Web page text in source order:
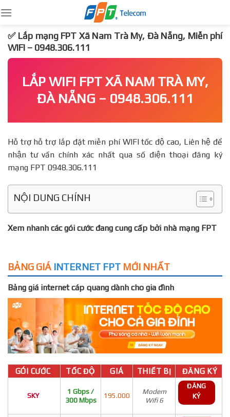
to
content
✅ Lắp mạng FPT Xã Nam Trà My, Đà Nẵng, Miễn phí
WIFI – 0948.306.111
LẮP WIFI FPT XÃ NAM TRÀ MY,
ĐÀ NẴNG – 0948.306.111
Hỗ trợ hỗ trợ lắp đặt miễn phí WIFI tốc độ cao, Liên hệ để
nhận tư vấn chính xác nhất qua số điện thoại đăng ký
mạng FPT 0948.306.111
NỘI DUNG CHÍNH
Xem nhanh các gói cước đang cung cấp bởi nhà mạng FPT
BẢNG GIÁ INTERNET FPT MỚI NHẤT
Bảng giá internet cáp quang dành cho gia đình
GÓI CƯỚC TỐC ĐỘ GIÁ THIẾT BỊ ĐĂNG KÝ
SKY
1 Gbps /
300 Mbps
195.000
Modem
Wifi 6
ĐĂNG
KÝ